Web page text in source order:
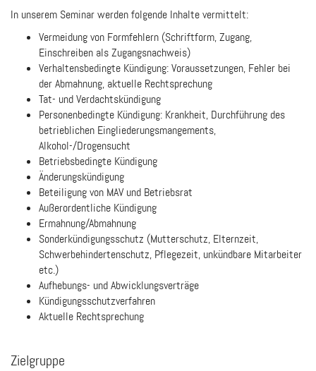
In unserem Seminar werden folgende Inhalte vermittelt:
Vermeidung von Formfehlern (Schriftform, Zugang,
Einschreiben als Zugangsnachweis)
Verhaltensbedingte Kündigung: Voraussetzungen, Fehler bei
der Abmahnung, aktuelle Rechtsprechung
Tat- und Verdachtskündigung
Personenbedingte Kündigung: Krankheit, Durchführung des
betrieblichen Eingliederungs­mangements,
Alkohol-/Drogensucht
Betriebsbedingte Kündigung
Änderungskündigung
Beteiligung von MAV und Betriebsrat
Außerordentliche Kündigung
Ermahnung/Abmahnung
Sonderkündigungsschutz (Mutterschutz, Elternzeit,
Schwerbehindertenschutz, Pflegezeit, unkündbare Mitarbeiter
etc.)
Aufhebungs- und Abwicklungsverträge
Kündigungsschutzverfahren
Aktuelle Rechtsprechung
Zielgruppe